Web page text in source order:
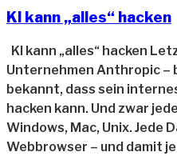
KI kann „alles“ hacken
KI kann „alles“ hacken
Unternehmen Anthropic –
bekannt, dass sein
hacken kann. Und zwar
Windows, Mac, Unix. Jede
Webbrowser – und damit